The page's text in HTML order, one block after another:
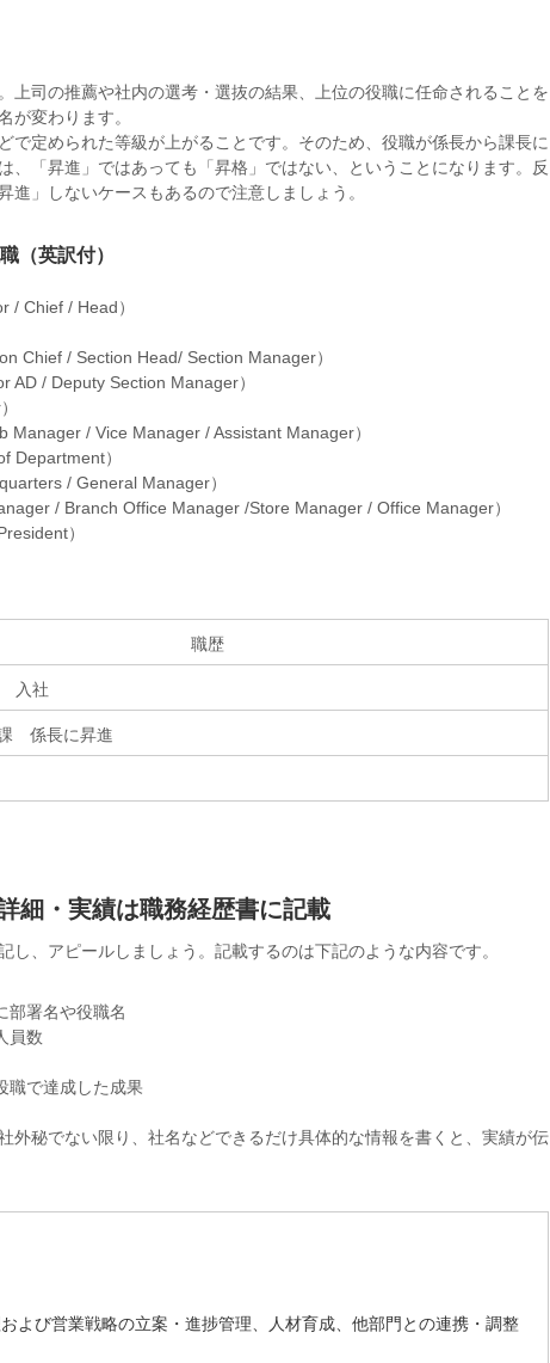
上司の推薦や社内の選考・選抜の結果、上位の役職に任命されることを
が変わります。
で定められた等級が上がることです。そのため、役職が係長から課長に
、「昇進」ではあっても「昇格」ではない、ということになります。反
」しないケースもあるので注意しましょう。
（英訳付）
/ Chief / Head）
Chief / Section Head/ Section Manager）
AD / Deputy Section Manager）
Manager / Vice Manager / Assistant Manager）
Department）
/ General Manager）
/ Branch Office Manager /Store Manager / Office Manager）
）
職歴
入社
係長に昇進
細・実績は職務経歴書に記載
し、アピールしましょう。記載するのは下記のような内容です。
部署名や役職名
員数
職で達成した成果
外秘でない限り、社名などできるだけ具体的な情報を書くと、実績が伝
よび営業戦略の立案・進捗管理、人材育成、他部門との連携・調整